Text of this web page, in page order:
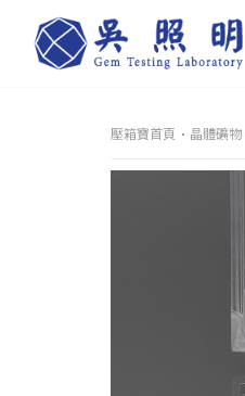
壓箱寶首頁 晶體礦物